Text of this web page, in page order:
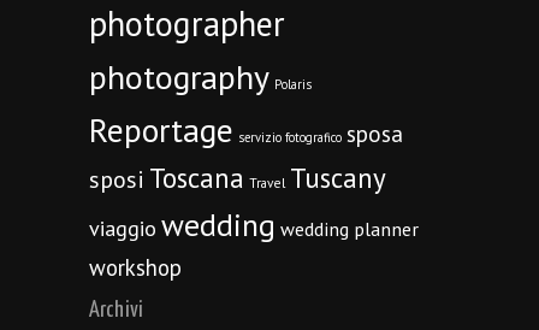
photographer
photography Polaris
Reportage servizio fotografico sposa
sposi Toscana Travel Tuscany
viaggio wedding wedding planner
workshop
Archivi